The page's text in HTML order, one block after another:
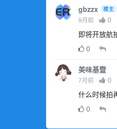
gbzzx 楼主
9月前 0
即将开放航
0
美味基暨
7月前 0
什么时候拍
0